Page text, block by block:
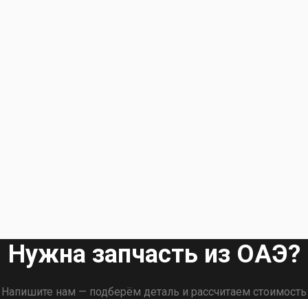
Нужна запчасть из ОАЭ?
Напишите нам — подберём деталь и рассчитаем стоимость